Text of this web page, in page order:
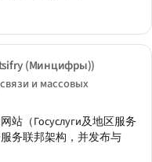
(Минцифры))
и массовых
站（Госуслуги及地区服务
务联邦架构，并发布与